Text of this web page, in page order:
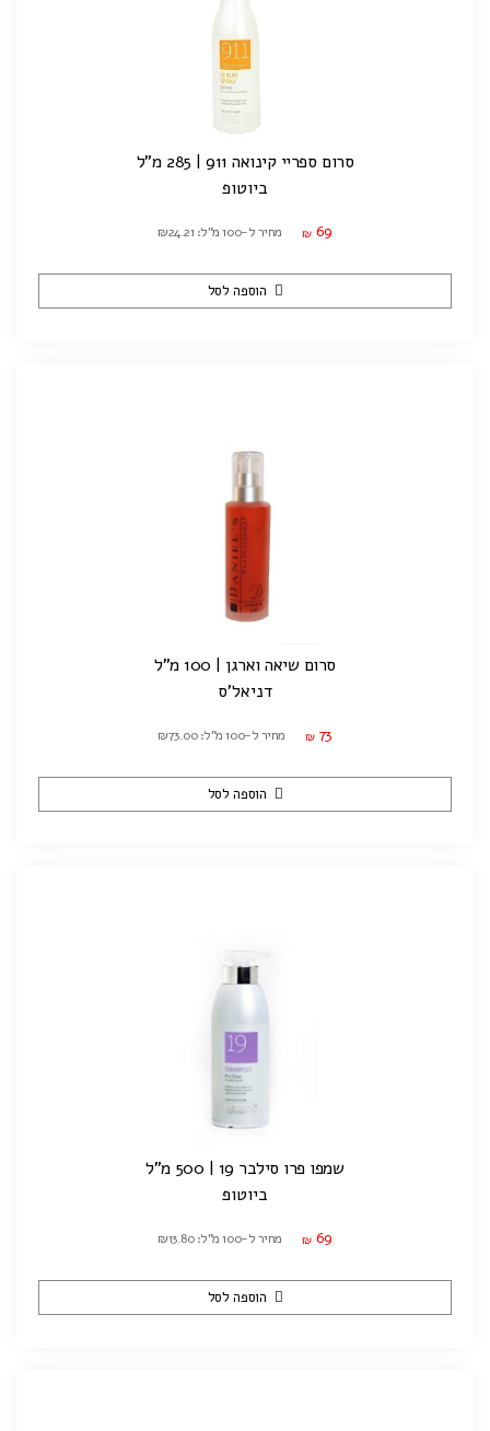
סרום ספריי קינואה 911 | 285 מ"ל
ביוטופ
₪ 69 מחיר ל-100 מ"ל: ₪24.21
הוספה לסל
סרום שיאה וארגן | 100 מ"ל
דניאל'ס
₪ 73 מחיר ל-100 מ"ל: ₪73.00
הוספה לסל
שמפו פרו סילבר 19 | 500 מ"ל
ביוטופ
₪ 69 מחיר ל-100 מ"ל: ₪13.80
הוספה לסל